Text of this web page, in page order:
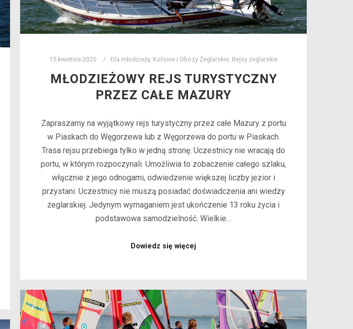
15 kwietnia 2020 Dla młodzieży, Kolonie i Obozy Żeglarskie, Rejsy żeglarskie
MŁODZIEŻOWY REJS TURYSTYCZNY
PRZEZ CAŁE MAZURY
Zapraszamy na wyjątkowy rejs turystyczny przez całe Mazury z portu
w Piaskach do Węgorzewa lub z Węgorzewa do portu w Piaskach.
Trasa rejsu przebiega tylko w jedną stronę. Uczestnicy nie wracają do
portu, w którym rozpoczynali. Umożliwia to zobaczenie całego szlaku,
włącznie z jego odnogami, odwiedzenie większej liczby jezior i
przystani. Uczestnicy nie muszą posiadać doświadczenia ani wiedzy
żeglarskiej. Jedynym wymaganiem jest ukończenie 13 roku życia i
podstawowa samodzielność. Wielkie…
Dowiedz się więcej